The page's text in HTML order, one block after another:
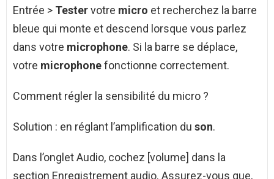
Entrée > Testervotre micro et recherchez la barre
bleue qui monte et descend lorsque vous parlez
dans votre microphone. Si la barre se déplace,
votre microphonefonctionne correctement.
Comment régler la sensibilité du micro ?
Solution : en réglant l’amplification du son.
Dans l’onglet Audio, cochez [volume] dans la
section Enregistrement audio. Assurez-vous que,